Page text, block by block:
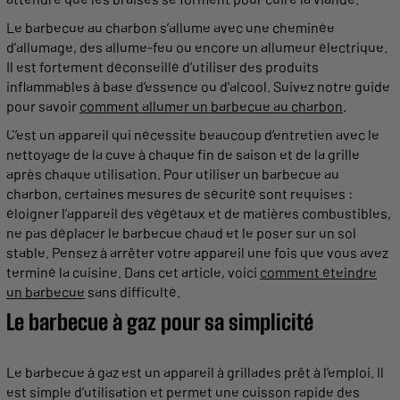
Le barbecue au charbon s’allume avec une cheminée
d’allumage, des allume-feu ou encore un allumeur électrique.
Il est fortement déconseillé d’utiliser des produits
inflammables à base d’essence ou d’alcool. Suivez notre guide
pour savoir comment allumer un barbecue au charbon.
C’est un appareil qui nécessite beaucoup d’entretien avec le
nettoyage de la cuve à chaque fin de saison et de la grille
après chaque utilisation. Pour utiliser un barbecue au
charbon, certaines mesures de sécurité sont requises :
éloigner l’appareil des végétaux et de matières combustibles,
ne pas déplacer le barbecue chaud et le poser sur un sol
stable. Pensez à arrêter votre appareil une fois que vous avez
terminé la cuisine. Dans cet article, voici comment éteindre
un barbecue sans difficulté.
Le barbecueà gaz pour sa simplicité
Le barbecue à gaz est un appareil à grillades prêt à l’emploi. Il
est simple d’utilisation et permet une cuisson rapide des